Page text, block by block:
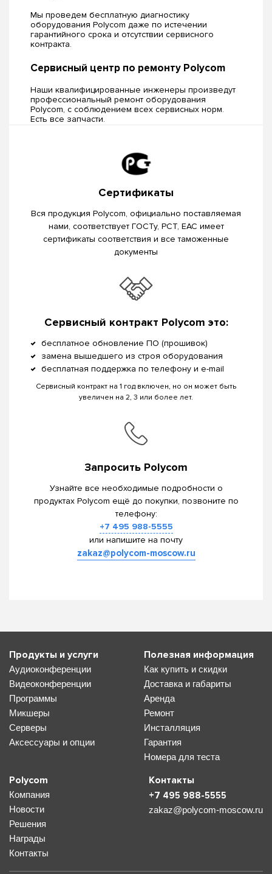
Мы проведем бесплатную диагностику
оборудования Polycom даже по истечении
гарантийного срока и отсутствии сервисного
контракта.
Сервисный центр по ремонту Polycom
Наши квалифицированные инженеры произведут
профессиональный ремонт оборудования
Polycom, c соблюдением всех сервисных норм.
Есть все запчасти.
Сертификаты
Вся продукция Polycom, официально поставляемая
нами, соответствует ГОСТу, РСТ, EAC имеет
сертификаты соответствия и все таможенные
документы
Сервисный контракт Polycom это:
бесплатное обновление ПО (прошивок)
замена вышедшего из строя оборудования
бесплатная поддержка по телефону и e-mail
Сервисный контракт на 1 год включен, но он может быть
увеличен на 2, 3 или более лет.
Запросить Polycom
Узнайте все необходимые подробности о
продуктах Polycom ещё до покупки, позвоните по
телефону:
+7 495 988-5555
или напишите на почту
zakaz@polycom-moscow.ru
Продукты и услуги
Аудиоконференции
Видеоконференции
Программы
Микшеры
Серверы
Аксессуары и опции
Полезная информация
Как купить и скидки
Доставка и габариты
Аренда
Ремонт
Инсталляция
Гарантия
Номера для теста
Polycom
Компания
Новости
Решения
Награды
Контакты
Контакты
+7 495 988-5555
zakaz@polycom-moscow.ru